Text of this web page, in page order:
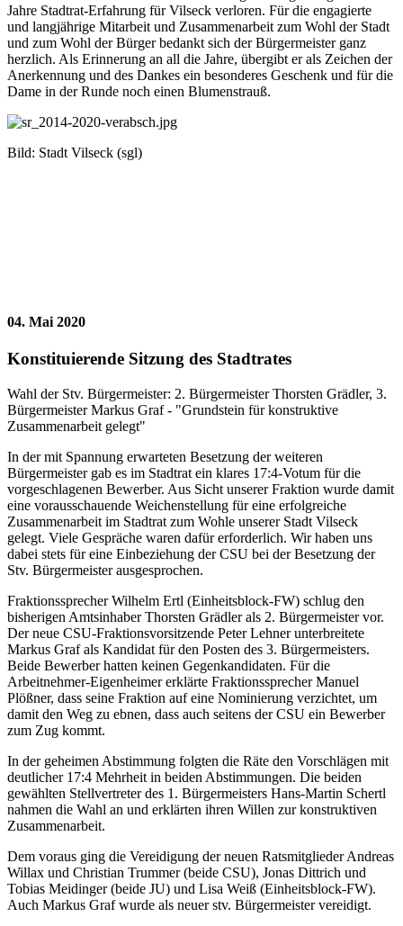
Jahre Stadtrat-Erfahrung für Vilseck verloren. Für die engagierte
und langjährige Mitarbeit und Zusammenarbeit zum Wohl der Stadt
und zum Wohl der Bürger bedankt sich der Bürgermeister ganz
herzlich. Als Erinnerung an all die Jahre, übergibt er als Zeichen der
Anerkennung und des Dankes ein besonderes Geschenk und für die
Dame in der Runde noch einen Blumenstrauß.
Bild: Stadt Vilseck (sgl)
04. Mai 2020
Konstituierende Sitzung des Stadtrates
Wahl der Stv. Bürgermeister: 2. Bürgermeister Thorsten Grädler, 3.
Bürgermeister Markus Graf - "Grundstein für konstruktive
Zusammenarbeit gelegt"
In der mit Spannung erwarteten Besetzung der weiteren
Bürgermeister gab es im Stadtrat ein klares 17:4-Votum für die
vorgeschlagenen Bewerber. Aus Sicht unserer Fraktion wurde damit
eine vorausschauende Weichenstellung für eine erfolgreiche
Zusammenarbeit im Stadtrat zum Wohle unserer Stadt Vilseck
gelegt. Viele Gespräche waren dafür erforderlich. Wir haben uns
dabei stets für eine Einbeziehung der CSU bei der Besetzung der
Stv. Bürgermeister ausgesprochen.
Fraktionssprecher Wilhelm Ertl (Einheitsblock-FW) schlug den
bisherigen Amtsinhaber Thorsten Grädler als 2. Bürgermeister vor.
Der neue CSU-Fraktionsvorsitzende Peter Lehner unterbreitete
Markus Graf als Kandidat für den Posten des 3. Bürgermeisters.
Beide Bewerber hatten keinen Gegenkandidaten. Für die
Arbeitnehmer-Eigenheimer erklärte Fraktionssprecher Manuel
Plößner, dass seine Fraktion auf eine Nominierung verzichtet, um
damit den Weg zu ebnen, dass auch seitens der CSU ein Bewerber
zum Zug kommt.
In der geheimen Abstimmung folgten die Räte den Vorschlägen mit
deutlicher 17:4 Mehrheit in beiden Abstimmungen. Die beiden
gewählten Stellvertreter des 1. Bürgermeisters Hans-Martin Schertl
nahmen die Wahl an und erklärten ihren Willen zur konstruktiven
Zusammenarbeit.
Dem voraus ging die Vereidigung der neuen Ratsmitglieder Andreas
Willax und Christian Trummer (beide CSU), Jonas Dittrich und
Tobias Meidinger (beide JU) und Lisa Weiß (Einheitsblock-FW).
Auch Markus Graf wurde als neuer stv. Bürgermeister vereidigt.